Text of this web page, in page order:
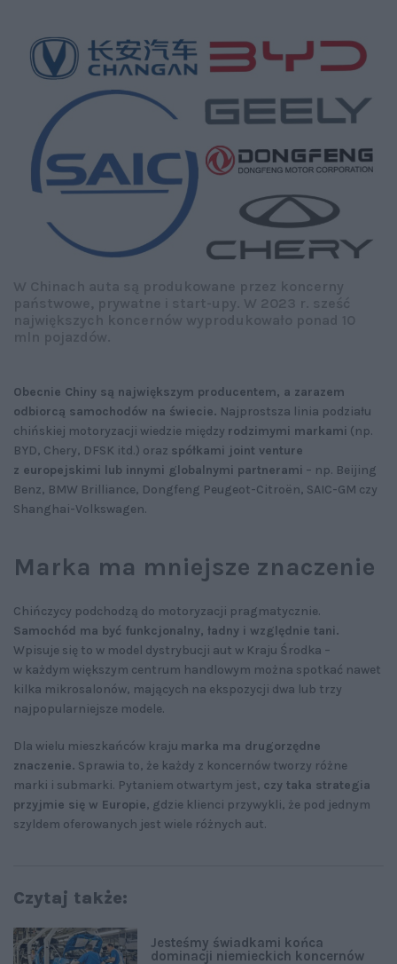
Obecnie Chiny są największym producentem, a zarazem
odbiorcą samochodów na świecie. Najprostsza linia podziału
chińskiej motoryzacji wiedzie między rodzimymi markami (np.
BYD, Chery, DFSK itd.) oraz spółkami joint venture
z europejskimi lub innymi globalnymi partnerami – np. Beijing
Benz, BMW Brilliance, Dongfeng Peugeot-Citroën, SAIC-GM czy
Shanghai-Volkswagen.
Marka ma mniejsze znaczenie
Chińczycy podchodzą do motoryzacji pragmatycznie.
Samochód ma być funkcjonalny, ładny i względnie tani.
Wpisuje się to w model dystrybucji aut w Kraju Środka –
w każdym większym centrum handlowym można spotkać nawet
kilka mikrosalonów, mających na ekspozycji dwa lub trzy
najpopularniejsze modele.
Dla wielu mieszkańców kraju marka ma drugorzędne
znaczenie. Sprawia to, że każdy z koncernów tworzy różne
marki i submarki. Pytaniem otwartym jest, czy taka strategia
przyjmie się w Europie, gdzie klienci przywykli, że pod jednym
szyldem oferowanych jest wiele różnych aut.
Czytaj także:
Jesteśmy świadkami końca
dominacji niemieckich koncernów